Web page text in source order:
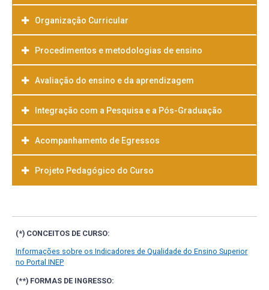
Organização Curricular
Procedimentos e metodologias de ensino
Avaliação do ensino e da aprendizagem
Integração com a Pesquisa e a Pós-Graduação
Acompanhamento de Egressos
Projeto Pedagógico do Curso
(*) CONCEITOS DE CURSO:
Informações sobre os Indicadores de Qualidade do Ensino Superior
no Portal INEP
(**) FORMAS DE INGRESSO: